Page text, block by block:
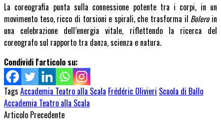
La coreografia punta sulla connessione potente tra i corpi, in un
movimento teso, ricco di torsioni e spirali, che trasforma il Boleroin
una celebrazione dell’energia vitale, riflettendo la ricerca del
coreografo sul rapporto tra danza, scienza e natura.
Condividi l'articolo su:
Tags Accademia Teatro alla Scala Frédéric Olivieri Scuola di Ballo
Accademia Teatro alla Scala
Articolo Precedente